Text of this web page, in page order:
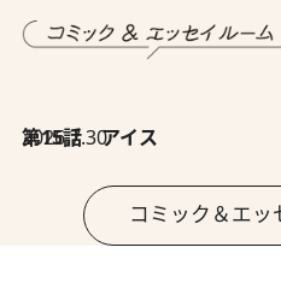
2026.7.30
第15話 アイス
コミック＆エッ